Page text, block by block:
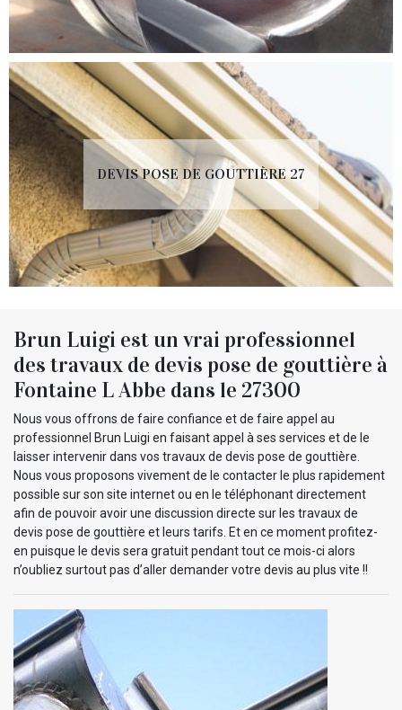
DEVIS POSE DE GOUTTIÈRE 27
Brun Luigi est un vrai professionnel
des travaux de devis pose de gouttière à
Fontaine L Abbe dans le 27300
Nous vous offrons de faire confiance et de faire appel au
professionnel Brun Luigi en faisant appel à ses services et de le
laisser intervenir dans vos travaux de devis pose de gouttière.
Nous vous proposons vivement de le contacter le plus rapidement
possible sur son site internet ou en le téléphonant directement
afin de pouvoir avoir une discussion directe sur les travaux de
devis pose de gouttière et leurs tarifs. Et en ce moment profitez-
en puisque le devis sera gratuit pendant tout ce mois-ci alors
n’oubliez surtout pas d’aller demander votre devis au plus vite !!